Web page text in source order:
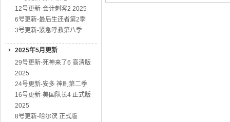
12号更新-会计刺客2 2025
6号更新-最后生还者第2季
3号更新-紧急呼救第八季
2025年5月更新
29号更新-死神来了6 高清版
2025
24号更新-安多 神剧第二季
16号更新-美国队长4 正式版
2025
8号更新-哈尔滨 正式版